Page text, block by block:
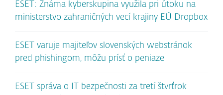
ESET: Známa kyberskupina využila pri útoku na
ministerstvo zahraničných vecí krajiny EÚ Dropbox
ESET varuje majiteľov slovenských webstránok
pred phishingom, môžu prísť o peniaze
ESET správa o IT bezpečnosti za tretí štvrťrok